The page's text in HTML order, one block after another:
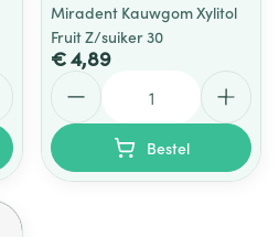
Miradent Kauwgom Xylitol
Fruit Z/suiker 30
€ 4,89
Bestel